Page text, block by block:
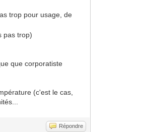
trop pour usage, de
pas trop)
que corporatiste
(c'est le cas,
Répondre